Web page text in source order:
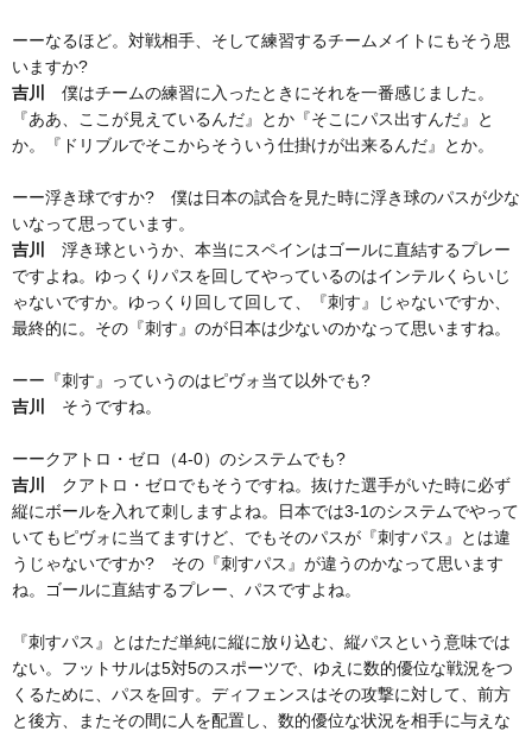
ーーなるほど。対戦相手、そして練習するチームメイトにもそう思
いますか?
吉川
僕はチームの練習に入ったときにそれを一番感じました。
『ああ、ここが見えているんだ』とか『そこにパス出すんだ』と
か。『ドリブルでそこからそういう仕掛けが出来るんだ』とか。
ーー浮き球ですか? 僕は日本の試合を見た時に浮き球のパスが少な
いなって思っています。
吉川
浮き球というか、本当にスペインはゴールに直結するプレー
ですよね。ゆっくりパスを回してやっているのはインテルくらいじ
ゃないですか。ゆっくり回して回して、『刺す』じゃないですか、
最終的に。その『刺す』のが日本は少ないのかなって思いますね。
ーー『刺す』っていうのはピヴォ当て以外でも?
吉川
そうですね。
ーークアトロ・ゼロ（4-0）のシステムでも?
吉川
クアトロ・ゼロでもそうですね。抜けた選手がいた時に必ず
縦にボールを入れて刺しますよね。日本では3-1のシステムでやって
いてもピヴォに当てますけど、でもそのパスが『刺すパス』とは違
うじゃないですか? その『刺すパス』が違うのかなって思います
ね。ゴールに直結するプレー、パスですよね。
『刺すパス』とはただ単純に縦に放り込む、縦パスという意味では
ない。フットサルは5対5のスポーツで、ゆえに数的優位な戦況をつ
くるために、パスを回す。ディフェンスはその攻撃に対して、前方
と後方、またその間に人を配置し、数的優位な状況を相手に与えな